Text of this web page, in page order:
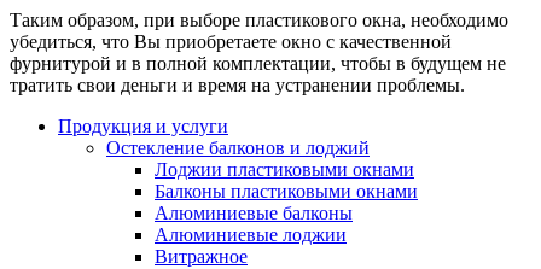
Таким образом, при выборе пластикового окна, необходимо
убедиться, что Вы приобретаете окно с качественной
фурнитурой и в полной комплектации, чтобы в будущем не
тратить свои деньги и время на устранении проблемы.
Продукция и услуги
Остекление балконов и лоджий
Лоджии пластиковыми окнами
Балконы пластиковыми окнами
Алюминиевые балконы
Алюминиевые лоджии
Витражное